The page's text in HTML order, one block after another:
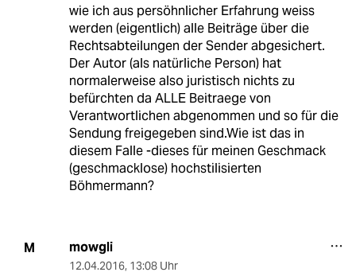
wie ich aus persöhnlicher Erfahrung weiss
werden (eigentlich) alle Beiträge über die
Rechtsabteilungen der Sender abgesichert.
Der Autor (als natürliche Person) hat
normalerweise also juristisch nichts zu
befürchten da ALLE Beitraege von
Verantwortlichen abgenommen und so für die
Sendung freigegeben sind.Wie ist das in
diesem Falle -dieses für meinen Geschmack
(geschmacklose) hochstilisierten
Böhmermann?
M mowgli
12.04.2016, 13:08 Uhr